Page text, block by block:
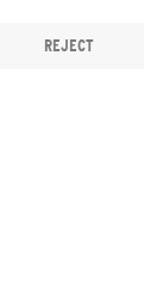
REJECT